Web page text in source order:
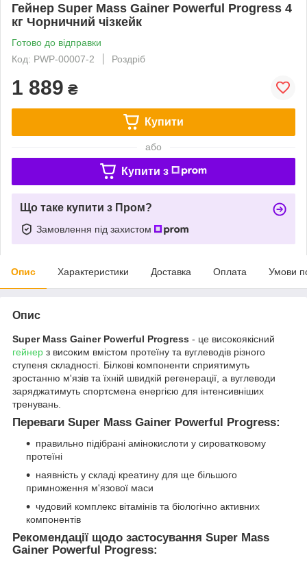
Гейнер Super Mass Gainer Powerful Progress 4
кг Чорничний чізкейк
Готово до відправки
Код: PWP-00007-2
Роздріб
1 889 ₴
Купити
або
Купити з
Що таке купити з Пром?
Замовлення під захистом
Опис Характеристики Доставка Оплата Умови
Опис
Super Mass Gainer Powerful Progress - це високоякісний
гейнер з високим вмістом протеїну та вуглеводів різного
ступеня складності. Білкові компоненти сприятимуть
зростанню м'язів та їхній швидкій регенерації, а вуглеводи
заряджатимуть спортсмена енергією для інтенсивніших
тренувань.
Переваги Super Mass Gainer Powerful Progress:
правильно підібрані амінокислоти у сироватковому
протеїні
наявність у складі креатину для ще більшого
примноження м'язової маси
чудовий комплекс вітамінів та біологічно активних
компонентів
Рекомендації щодо застосування Super Mass
Gainer Powerful Progress: